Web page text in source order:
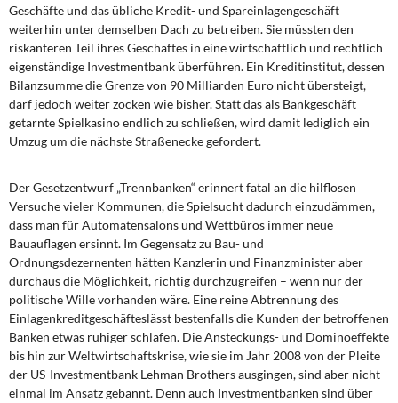
Eurokrise und Griechenland
DIE LINKE
Weitere Themen
Memo-Gruppe
Institut Solidarische Moderne
Rosa-Luxemburg-Stiftung
Über mich
Kontakt
Geschäfte und das übliche Kredit- und Spareinlagengeschäft
weiterhin unter demselben Dach zu betreiben. Sie müssten den
riskanteren Teil ihres Geschäftes in eine wirtschaftlich und rechtlich
eigenständige Investmentbank überführen. Ein Kreditinstitut, dessen
Bilanzsumme die Grenze von 90 Milliarden Euro nicht übersteigt,
darf jedoch weiter zocken wie bisher. Statt das als Bankgeschäft
getarnte Spielkasino endlich zu schließen, wird damit lediglich ein
Umzug um die nächste Straßenecke gefordert.
Der Gesetzentwurf „Trennbanken“ erinnert fatal an die hilflosen
Versuche vieler Kommunen, die Spielsucht da­durch einzudämmen,
dass man für Automatensalons und Wettbüros immer neue
Bauauflagen ersinnt. Im Gegensatz zu Bau- und
Ordnungsdezernenten hätten Kanzlerin und Finanzminister aber
durchaus die Möglichkeit, richtig durchzugreifen – wenn nur der
politische Wille vorhanden wäre. Eine reine Abtrennung des
Einlagenkreditgeschäfteslässt bestenfalls die Kunden der betroffenen
Banken etwas ruhiger schlafen. Die Ansteckungs- und Dominoeffekte
bis hin zur Weltwirtschaftskrise, wie sie im Jahr 2008 von der Pleite
der US-Investment­bank Lehman Brothers ausgingen, sind aber nicht
einmal im Ansatz gebannt. Denn auch Investmentbanken sind über